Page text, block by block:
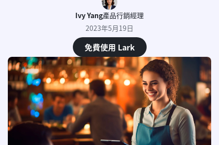
Ivy Yang產品行銷經理
2023年5月19日
免費使用 Lark